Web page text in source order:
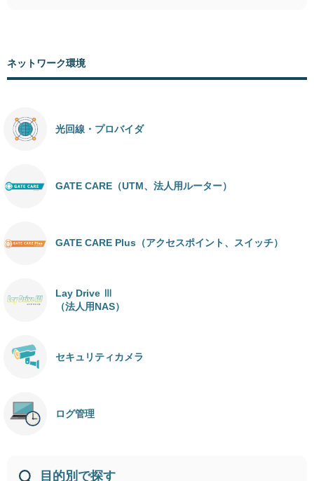
ネットワーク環境
光回線・プロバイダ
GATE CARE（UTM、法人用ルーター）
GATE CARE Plus（アクセスポイント、スイッチ）
Lay Drive Ⅲ
（法人用NAS）
セキュリティカメラ
ログ管理
目的別で探す